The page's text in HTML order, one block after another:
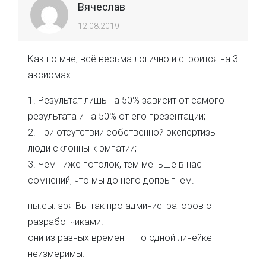
Вячеслав
12.08.2019
Как по мне, всё весьма логично и строится на 3
аксиомах:
1. Результат лишь на 50% зависит от самого
результата и на 50% от его презентации;
2. При отсутствии собственной экспертизы
люди склонны к эмпатии;
3. Чем ниже потолок, тем меньше в нас
сомнений, что мы до него допрыгнем.
пы.сы. зря Вы так про администраторов с
разработчиками.
они из разных времен — по одной линейке
неизмеримы.